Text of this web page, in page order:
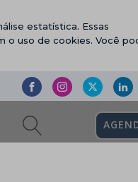
estatística. Essas
o uso de cookies. Você